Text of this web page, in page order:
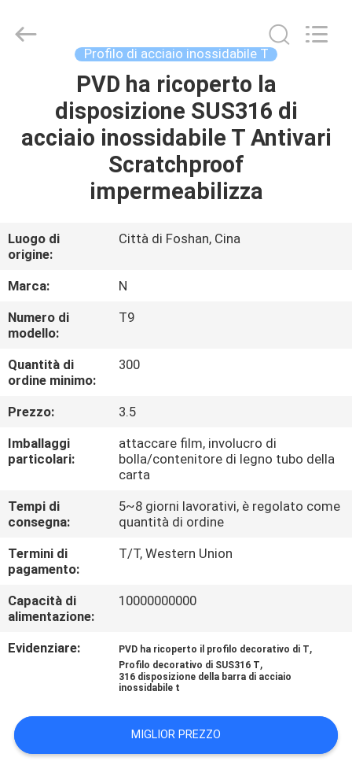
PRODOTTI
GIRO
DELLA
FABBRICA
CONTROLLO
DI
QUALITÀ
CONTATTICI
NOTIZIE
CASI
MAPPA
DEL
PRIVACY
POLICY
inossidabile
supplier.
Products.,ltd.
Profilo di acciaio inossidabile T
PVD ha ricoperto la
disposizione SUS316 di
acciaio inossidabile T Antivari
Scratchproof
impermeabilizza
Luogo di
origine:
Città di Foshan, Cina
Marca:
N
Numero di
modello:
T9
Quantità di
ordine minimo:
300
Prezzo:
3.5
Imballaggi
particolari:
attaccare film, involucro di
bolla/contenitore di legno tubo della
carta
Tempi di
consegna:
5~8 giorni lavorativi, è regolato come
quantità di ordine
Termini di
pagamento:
T/T, Western Union
Capacità di
alimentazione:
10000000000
Evidenziare: PVD ha ricoperto il profilo decorativo di T,
Profilo decorativo di SUS316 T,
316 disposizione della barra di acciaio
inossidabile t
MIGLIOR PREZZO